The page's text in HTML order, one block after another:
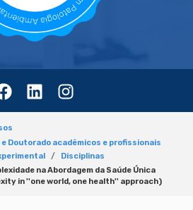
Doutorado acadêmicos e profissionais
Disciplinas
na Abordagem da Saúde Única
in ''one world, one health'' approach)